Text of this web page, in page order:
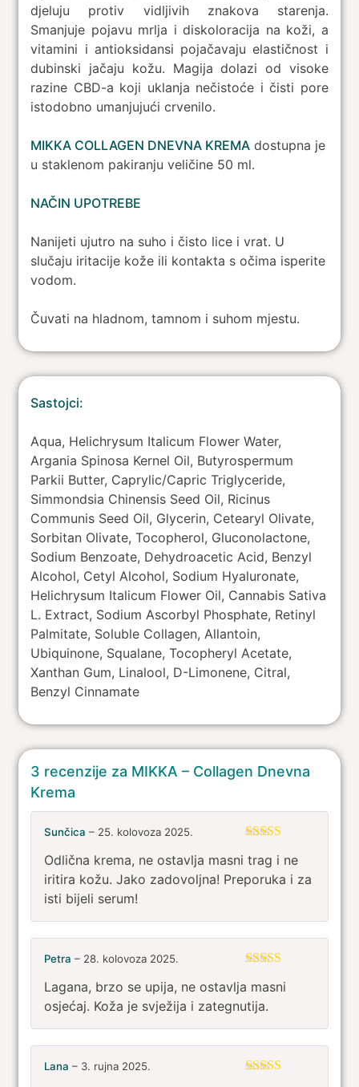
djeluju protiv vidljivih znakova starenja.
Smanjuje pojavu mrlja i diskoloracija na koži, a
vitamini i antioksidansi pojačavaju elastičnost i
dubinski jačaju kožu. Magija dolazi od visoke
razine CBD-a koji uklanja nečistoće i čisti pore
istodobno umanjujući crvenilo.
MIKKA COLLAGEN DNEVNA KREMA dostupna je
u staklenom pakiranju veličine 50 ml.
NAČIN UPOTREBE
Nanijeti ujutro na suho i čisto lice i vrat. U
slučaju iritacije kože ili kontakta s očima isperite
vodom.
Čuvati na hladnom, tamnom i suhom mjestu.
Sastojci:
Aqua, Helichrysum Italicum Flower Water,
Argania Spinosa Kernel Oil, Butyrospermum
Parkii Butter, Caprylic/Capric Triglyceride,
Simmondsia Chinensis Seed Oil, Ricinus
Communis Seed Oil, Glycerin, Cetearyl Olivate,
Sorbitan Olivate, Tocopherol, Gluconolactone,
Sodium Benzoate, Dehydroacetic Acid, Benzyl
Alcohol, Cetyl Alcohol, Sodium Hyaluronate,
Helichrysum Italicum Flower Oil, Cannabis Sativa
L. Extract, Sodium Ascorbyl Phosphate, Retinyl
Palmitate, Soluble Collagen, Allantoin,
Ubiquinone, Squalane, Tocopheryl Acetate,
Xanthan Gum, Linalool, D-Limonene, Citral,
Benzyl Cinnamate
3 recenzije za MIKKA – Collagen Dnevna
Krema
od 5
Sunčica– 25. kolovoza 2025.
Odlična krema, ne ostavlja masni trag i ne
iritira kožu. Jako zadovoljna! Preporuka i za
isti bijeli serum!
od 5
Petra– 28. kolovoza 2025.
Lagana, brzo se upija, ne ostavlja masni
osjećaj. Koža je svježija i zategnutija.
Lana– 3. rujna 2025.